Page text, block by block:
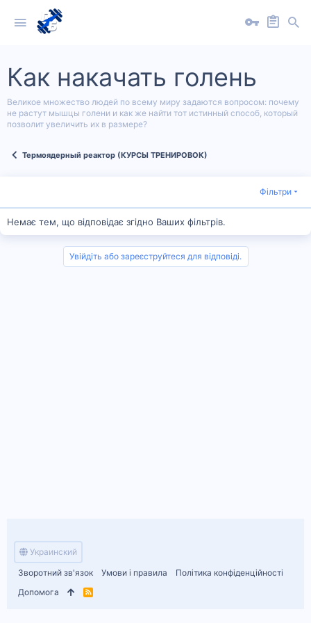
Как накачать голень
Великое множество людей по всему миру задаются вопросом: почему
не растут мышцы голени и как же найти тот истинный способ, который
позволит увеличить их в размере?
Термоядерный реактор (КУРСЫ ТРЕНИРОВОК)
Фільтри
Немає тем, що відповідає згідно Ваших фільтрів.
Увійдіть або зареєструйтеся для відповіді.
Украинский
Зворотний зв'язок
Умови і правила
Політика конфіденційності
Допомога
R